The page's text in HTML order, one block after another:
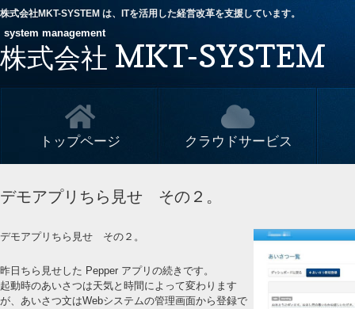
株式会社MKT-SYSTEM は、ITを活用した経営改革を支援しています。
system management
株式会社 MKT-SYSTEM
トップページ クラウドサービス
デモアプリちら見せ その２。
デモアプリちら見せ その２。
昨日ちら見せした Pepper アプリの続きです。
起動時のあいさつは天気と時間によって変わります
が、あいさつ文はWebシステムの管理画面から登録で